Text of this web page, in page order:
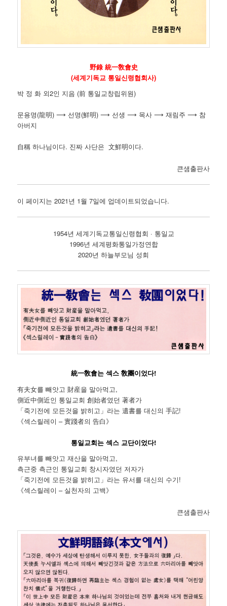
野錄 統一敎會史
(세계기독교 통일신령협회사)
박 정 화 외2인 지음 (前 통일교창립위원)
문용명(龍明) ⟶ 선명(鮮明) ⟶ 선생 ⟶ 목사 ⟶ 재림주 ⟶ 참
아버지
自稱 하나님이다. 진짜 사단은 文鮮明이다.
큰샘출판사
이 페이지는 2021년 1월 7일에 업데이트되었습니다.
1954년 세계기독교통일신령협회 · 통일교
1996년 세계평화통일가정연합
2020년 하늘부모님 성회
統一敎會는 섹스 敎團이었다!
有夫女를 빼앗고 財産을 말아먹고,
側近中側近인 통일교회 創始者였던 著者가
「죽기전에 모든것을 밝히고」라는 遺書를 대신의 手記!
《섹스릴레이 – 實踐者의 告白》
통일교회는 섹스 교단이었다!
유부녀를 빼앗고 재산을 말아먹고,
측근중 측근인 통일교회 창시자였던 저자가
「죽기전에 모든것을 밝히고」라는 유서를 대신의 수기!
《섹스릴레이 – 실천자의 고백》
큰샘출판사